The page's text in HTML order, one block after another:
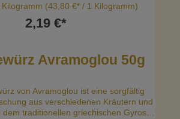
(43,80 €* / 1 Kilogramm)
2,19 €*
Avramoglou 50g
von Avramoglou ist eine sorgfältig
aus verschiedenen Kräutern und
dem traditionellen griechischen Gyros